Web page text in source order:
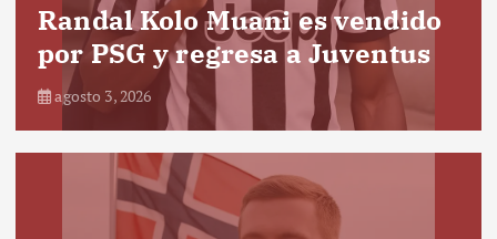
Randal Kolo Muani es vendido
por PSG y regresa a Juventus
agosto 3, 2026